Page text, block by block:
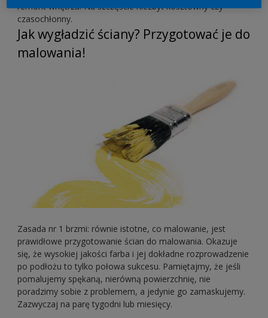
remont wnętrza. Na szczęście niezbyt kosztowny czy
czasochłonny.
Jak wygładzić ściany? Przygotować je do
malowania!
Zasada nr 1 brzmi: równie istotne, co malowanie, jest
prawidłowe przygotowanie ścian do malowania. Okazuje
się, że wysokiej jakości farba i jej dokładne rozprowadzenie
po podłożu to tylko połowa sukcesu. Pamiętajmy, że jeśli
pomalujemy spękaną, nierówną powierzchnię, nie
poradzimy sobie z problemem, a jedynie go zamaskujemy.
Zazwyczaj na parę tygodni lub miesięcy.